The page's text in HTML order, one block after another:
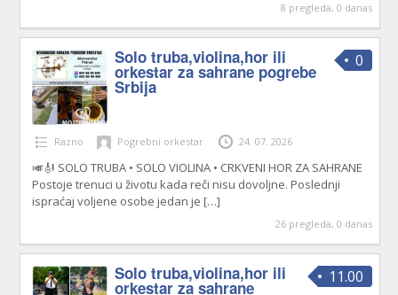
8 pregleda, 0 danas
0
Solo truba,violina,hor ili
orkestar za sahrane pogrebe
Srbija
Razno Pogrebni orkestar 24. 07. 2026
🎺🎻 SOLO TRUBA • SOLO VIOLINA • CRKVENI HOR ZA SAHRANE
Postoje trenuci u životu kada reči nisu dovoljne. Poslednji
ispraćaj voljene osobe jedan je […]
26 pregleda, 0 danas
11.00
Solo truba,violina,hor ili
orkestar za sahrane